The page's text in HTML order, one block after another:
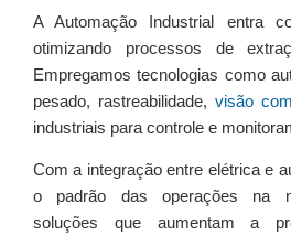
A Automação Industrial entra
otimizando processos de
Empregamos tecnologias como
pesado, rastreabilidade, visão
industriais para controle e
Com a integração entre elétrica e
o padrão das operações na
soluções que aumentam a